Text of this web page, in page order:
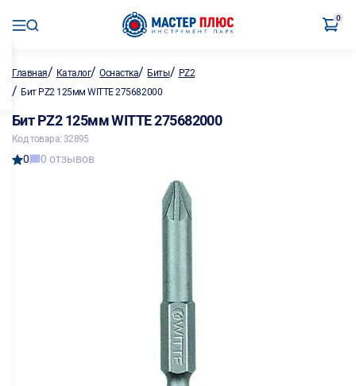
0
Главная/ Каталог/Оснастка/ Биты/ PZ2
/ Бит PZ2 125мм WITTE 275682000
Бит PZ2 125мм WITTE 275682000
Код товара: 32895
0 0 отзывов